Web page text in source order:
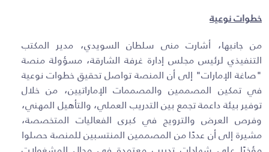
خطوات نوعية
من جانبها، أشارت منى سلطان السويدي، مدير المكتب
التنفيذي لرئيس مجلس إدارة غرفة الشارقة، مسؤولة منصة
"صاغة الإمارات" إلى أن المنصة تواصل تحقيق خطوات نوعية
في تمكين المصممين والمصممات الإماراتيين، من خلال
توفير بيئة داعمة تجمع بين التدريب العملي، والتأهيل المهني،
وفرص العرض والترويج في كبرى الفعاليات المتخصصة،
مشيرة إلى أن عددًا من المصممين المنتسبين للمنصة حصلوا